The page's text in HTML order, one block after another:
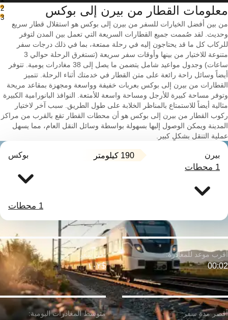
2
3
معلومات القطار من ‎بيرن إلى ‎بوكس
من بين أفضل الخيارات للسفر من بيرن إلى بوكس هو استقلال قطار سريع
وحديث. لقد صُممت جميع القطارات السريعة التي تعمل بين المدن لتوفر
للركاب كل ما قد يحتاجون إليه في رحلة ممتعة، بما في ذلك درجات سفر
متنوعة للاختيار من بينها وأوقات سفر سريعة (تستغرق الرحلة حوالي 3
ساعات) وجدول مواعيد شامل يتضمن ما يصل إلى 38 مغادرات يومية. تتوفر
أيضاً وسائل راحة رائعة على متن القطار في خدمتك أثناء الرحلة. تتميز
القطارات من بيرن إلى بوكس بعربات خفيفة وواسعة ومجهزة بمقاعد مريحة
وتوفر مساحة كبيرة للأرجل ومساحة واسعة للأمتعة. النوافذ البانورامية الكبيرة
مثالية أيضاً للاستمتاع بالمناظر الخلابة على طول الطريق. سبب آخر لاختيار
ركوب القطار من بيرن إلى بوكس هو أن محطات القطار تقع بالقرب من مراكز
المدينة ويمكن الوصول إليها بسهولة بواسطة وسائل النقل العام، مما يسهل
عملية التنقل بشكلٍ كبير.
بيرن 190 كيلومتر بوكس
1 محطات
1 محطات
00:02 $١٠٢